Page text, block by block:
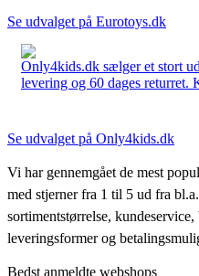
Se udvalget på Eurotoys.dk
Only4kids.dk sælger et stort
levering og 60 dages returret.
Se udvalget på Only4kids.dk
Vi har gennemgået de mest
med stjerner fra 1 til 5 ud fra
sortimentstørrelse,
leveringsformer og
Bedst anmeldte webshops